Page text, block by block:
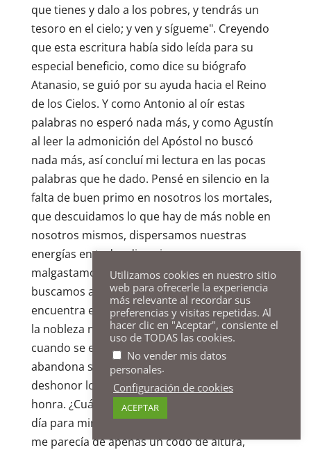
que tienes y dalo a los pobres, y tendrás un
tesoro en el cielo; y ven y sígueme". Creyendo
que esta escritura había sido leída para su
especial beneficio, como dice su biógrafo
Atanasio, se guió por su ayuda hacia el Reino
de los Cielos. Y como Antonio al oír estas
palabras no esperó nada más, y como Agustín
al leer la admonición del Apóstol no buscó
nada más, así concluí mi lectura en las pocas
palabras que he dado. Pensé en silencio en la
falta de buen primo en nosotros los mortales,
que descuidamos lo que hay de más noble en
nosotros mismos, dispersamos nuestras
energías en todas direcciones y nos
malgastamos en un espectáculo vano, porque
buscamos a nuestro alrededor lo que sólo se
encuentra en nuestro interior. Me maravillé de
la nobleza natural de nuestra alma, salvo
cuando se envilece por su propia voluntad, y
abandona su estado original, convirtiendo en
deshonor lo que Dios le ha dado para su
honra. ¿Cuántas veces, pensad, me volví aquel
día para mirar la cumbre de la montaña, que
me parecía de apenas un codo de altura,
Utilizamos cookies en nuestro sitio
web para ofrecerle la experiencia
más relevante al recordar sus
preferencias y visitas repetidas. Al
hacer clic en "Aceptar", consiente el
uso de TODAS las cookies.
No vender mis datos
personales.
Configuración de cookies
ACEPTAR